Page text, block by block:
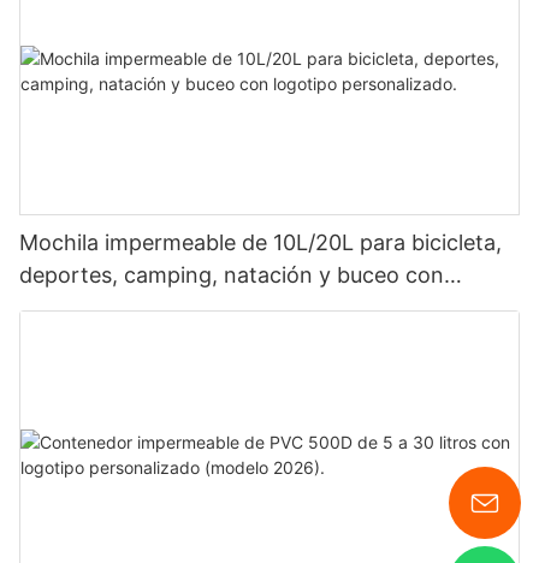
Mochila impermeable de 10L/20L para bicicleta,
deportes, camping, natación y buceo con
logotipo personalizado.